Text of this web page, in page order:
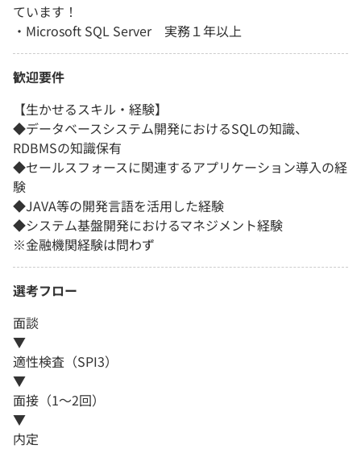
ています！
・Microsoft SQL Server 実務１年以上
歓迎要件
【生かせるスキル・経験】
◆データベースシステム開発におけるSQLの知識、
RDBMSの知識保有
◆セールスフォースに関連するアプリケーション導入の経
験
◆JAVA等の開発言語を活用した経験
◆システム基盤開発におけるマネジメント経験
※金融機関経験は問わず
選考フロー
面談
▼
適性検査（SPI3）
▼
面接（1～2回）
▼
内定